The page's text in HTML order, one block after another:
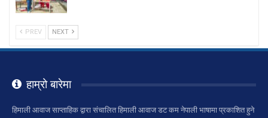
PREV NEXT
हाम्रो बारेमा
हिमाली आवाज साप्ताहिक द्वारा संचालित हिमाली आवाज डट कम नेपाली भाषामा प्रकाशित हुने